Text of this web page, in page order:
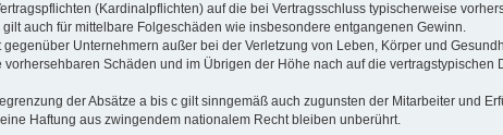
(Kardinalpflichten) auf die bei Vertragsschluss typischerweise
gilt auch für mittelbare Folgeschäden wie insbesondere entgangenen Gewinn.
gegenüber Unternehmern außer bei der Verletzung von Leben, Körper und
vorhersehbaren Schäden und im Übrigen der Höhe nach auf die
der Absätze a bis c gilt sinngemäß auch zugunsten der Mitarbeiter und
Haftung aus zwingendem nationalem Recht bleiben unberührt.